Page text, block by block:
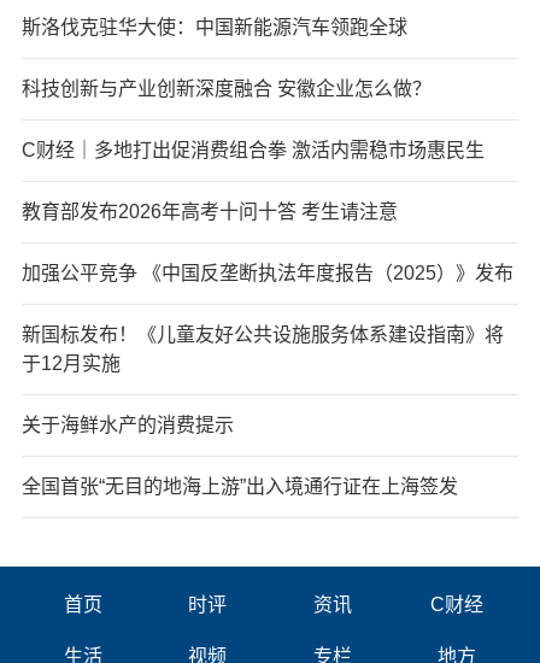
斯洛伐克驻华大使：中国新能源汽车领跑全球
科技创新与产业创新深度融合 安徽企业怎么做？
C财经｜多地打出促消费组合拳 激活内需稳市场惠民生
教育部发布2026年高考十问十答 考生请注意
加强公平竞争 《中国反垄断执法年度报告（2025）》发布
新国标发布！《儿童友好公共设施服务体系建设指南》将
于12月实施
关于海鲜水产的消费提示
全国首张“无目的地海上游”出入境通行证在上海签发
首页 时评 资讯 C财经
生活 视频 专栏 地方